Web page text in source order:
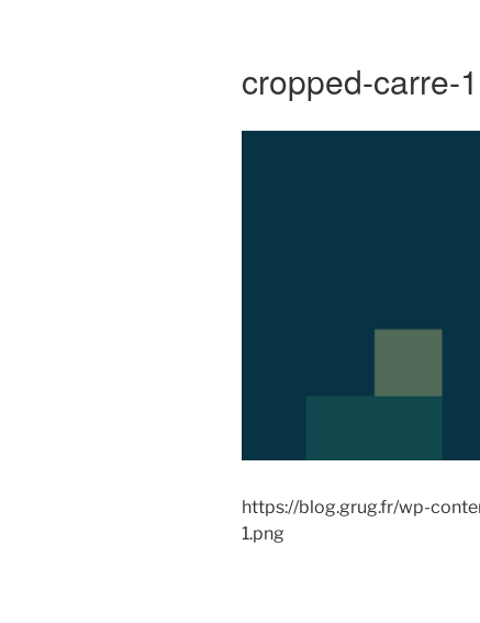
cropped-carre-
https://blog.grug.fr/wp-
1.png